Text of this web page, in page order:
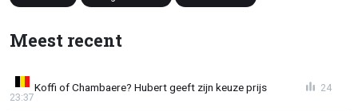
Meest recent
Koffi of Chambaere? Hubert geeft zijn keuze prijs
23:37
24